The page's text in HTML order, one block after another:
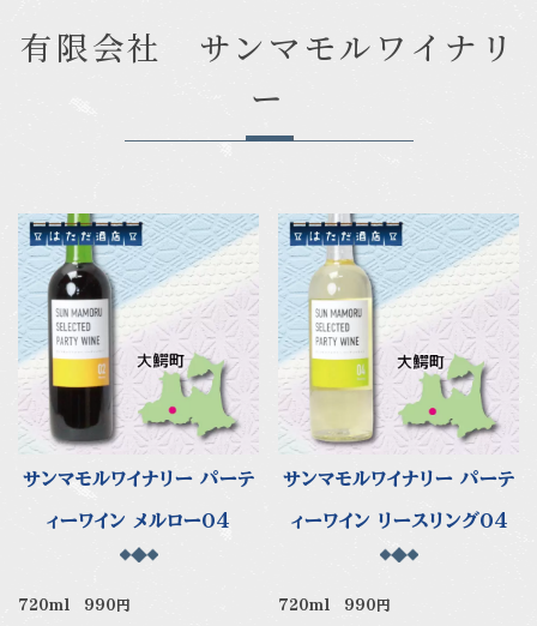
有限会社 サンマモルワイナリ
ー
サンマモルワイナリー パーテ
ィーワイン メルロー04
720ml 990円
サンマモルワイナリー パーテ
ィーワイン リースリング04
720ml 990円